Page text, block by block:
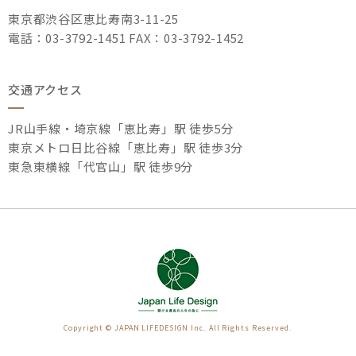
東京都渋谷区恵比寿南3-11-25
電話：03-3792-1451 FAX：03-3792-1452
交通アクセス
JR山手線・埼京線「恵比寿」駅 徒歩5分
東京メトロ日比谷線「恵比寿」駅 徒歩3分
東急東横線「代官山」駅 徒歩9分
Copyright © JAPAN LIFEDESIGN Inc. All Rights Reserved.